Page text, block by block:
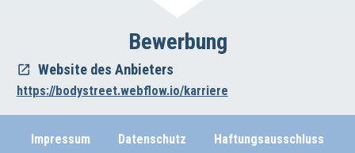
Bewerbung
Website des Anbieters
https://bodystreet.webflow.io/karriere
Impressum Datenschutz Haftungsausschluss